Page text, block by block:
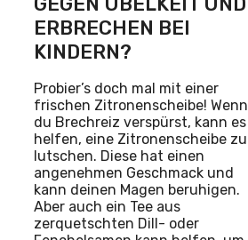
ERBRECHEN BEI
KINDERN?
Probier’s doch mal mit einer
frischen Zitronenscheibe! Wenn
du Brechreiz verspürst, kann es
helfen, eine Zitronenscheibe zu
lutschen. Diese hat einen
angenehmen Geschmack und
kann deinen Magen beruhigen.
Aber auch ein Tee aus
zerquetschten Dill- oder